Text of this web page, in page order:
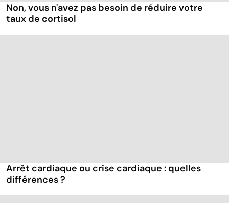
Non, vous n'avez pas besoin de réduire votre
taux de cortisol
Arrêt cardiaque ou crise cardiaque : quelles
différences ?